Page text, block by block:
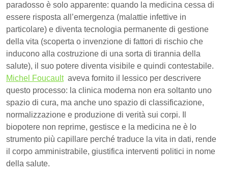
paradosso è solo apparente: quando la medicina cessa di
essere risposta all’emergenza (malattie infettive in
particolare) e diventa tecnologia permanente di gestione
della vita (scoperta o invenzione di fattori di rischio che
inducono alla costruzione di una sorta di tirannia della
salute), il suo potere diventa visibile e quindi contestabile.
Michel Foucaultaveva fornito il lessico per descrivere
questo processo: la clinica moderna non era soltanto uno
spazio di cura, ma anche uno spazio di classificazione,
normalizzazione e produzione di verità sui corpi. Il
biopotere non reprime, gestisce e la medicina ne è lo
strumento più capillare perché traduce la vita in dati, rende
il corpo amministrabile, giustifica interventi politici in nome
della salute.